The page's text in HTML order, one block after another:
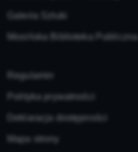
Galeria Sztuki
Mosińska Biblioteka Publiczna
Regulamin
Polityka prywatności
Deklaracja dostępności
Mapa strony